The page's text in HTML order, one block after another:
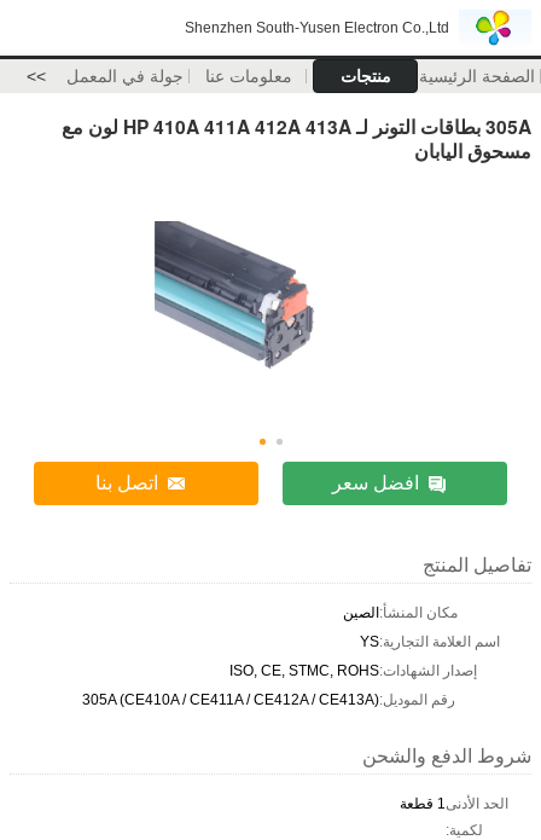
Shenzhen South-Yusen Electron Co.,Ltd
الصفحة الرئيسية منتجات معلومات عنا جولة في المعمل >>
305A بطاقات التونر لـ HP 410A 411A 412A 413A لون مع
مسحوق اليابان
افضل سعر اتصل بنا
تفاصيل المنتج
مكان المنشأ:الصين
اسم العلامة التجارية:YS
إصدار الشهادات:ISO, CE, STMC, ROHS
رقم الموديل:305A (CE410A / CE411A / CE412A / CE413A)
شروط الدفع والشحن
الحد الأدنى
لكمية:
1 قطعة